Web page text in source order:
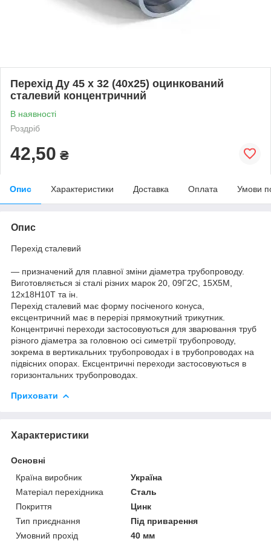
Перехід Ду 45 х 32 (40х25) оцинкований
сталевий концентричний
В наявності
Роздріб
42,50 ₴
Опис Характеристики Доставка Оплата Умови
Опис
Перехід сталевий
— призначений для плавної зміни діаметра трубопроводу.
Виготовляється зі сталі різних марок 20, 09Г2С, 15Х5М,
12х18Н10Т та ін.
Перехід сталевий має форму посіченого конуса,
ексцентричний має в перерізі прямокутний трикутник.
Концентричні переходи застосовуються для зварювання труб
різного діаметра за головною осі симетрії трубопроводу,
зокрема в вертикальних трубопроводах і в трубопроводах на
підвісних опорах. Ексцентричні переходи застосовуються в
горизонтальних трубопроводах.
Приховати
Характеристики
Основні
Країна виробник
Україна
Матеріал перехідника
Сталь
Покриття
Цинк
Тип приєднання
Під приварення
Умовний прохід
40 мм